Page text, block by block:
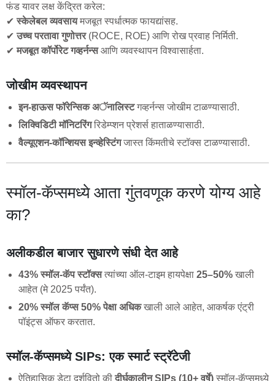
फंड यावर लक्ष केंद्रित करेल:
✔स्केलेबल व्यवसायमजबूत स्पर्धात्मक फायद्यांसह.
✔उच्च परतावा गुणोत्तर(ROCE, ROE) आणि रोख प्रवाह निर्मिती.
✔मजबूत कॉर्पोरेट गव्हर्नन्सआणि व्यवस्थापन विश्वासार्हता.
जोखीम व्यवस्थापन
इन-हाऊस फॉरेन्सिक अॅनालिस्टगव्हर्नन्स जोखीम टाळण्यासाठी.
लिक्विडिटी मॉनिटरिंगरिडेम्प्शन प्रेशर्स हाताळण्यासाठी.
वैल्यूएशन-कॉन्शियस इन्व्हेस्टिंगजास्त किंमतीचे स्टॉक्स टाळण्यासाठी.
स्मॉल-कॅप्समध्ये आता गुंतवणूक करणे योग्य आहे
का?
अलीकडील बाजार सुधारणे संधी देत आहे
43% स्मॉल-कॅप स्टॉक्सत्यांच्या ऑल-टाइम हायपेक्षा 25–50% खाली
आहेत (मे 2025 पर्यंत).
20% स्मॉल कॅप्स 50% पेक्षा अधिकखाली आले आहेत, आकर्षक एंट्री
पॉइंट्स ऑफर करतात.
स्मॉल-कॅप्समध्ये SIPs: एक स्मार्ट स्ट्रॅटेजी
ऐतिहासिक डेटा दर्शवितो कीदीर्घकालीन SIPs (10+ वर्षे) स्मॉल-कॅप्समध्ये